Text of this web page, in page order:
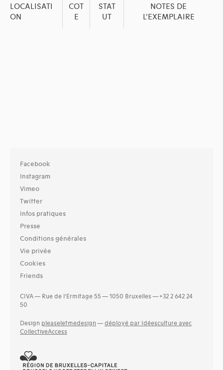
LOCALISATI
ON
COT
E
STAT
UT
NOTES DE
L'EXEMPLAIRE
Facebook
Instagram
Vimeo
Twitter
Infos pratiques
Presse
Conditions générales
Vie privée
Cookies
Friends
CIVA — Rue de l’Ermitage 55 — 1050 Bruxelles — +32 2 642 24
50
Design pleaseletmedesign — déployé par Idéesculture avec
CollectiveAccess